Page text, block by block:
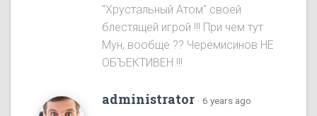
"Хрустальный Атом" своей
блестящей игрой !!! При чем тут
Мун, вообще ?? Черемисинoв НЕ
ОБЪЕКТИВЕН !!!
administrator · 6 years ago